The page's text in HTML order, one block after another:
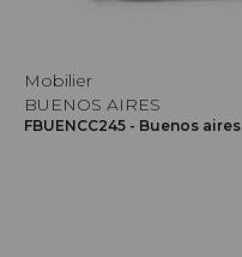
Mobilier
BUENOS AIRES
FBUENCC245 - Buenos aires